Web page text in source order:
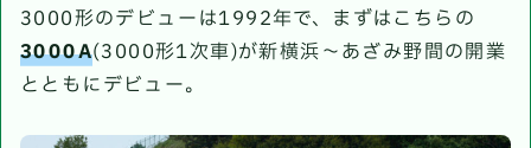
3000形のデビューは1992年で、まずはこちらの
3000A(3000形1次車)が新横浜～あざみ野間の開業
とともにデビュー。